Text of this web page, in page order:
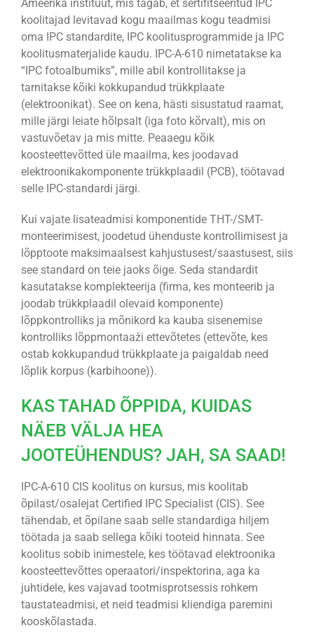
Ameerika instituut, mis tagab, et sertifitseeritud IPC
koolitajad levitavad kogu maailmas kogu teadmisi
oma IPC standardite, IPC koolitusprogrammide ja IPC
koolitusmaterjalide kaudu. IPC-A-610 nimetatakse ka
“IPC fotoalbumiks”, mille abil kontrollitakse ja
tarnitakse kõiki kokkupandud trükkplaate
(elektroonikat). See on kena, hästi sisustatud raamat,
mille järgi leiate hõlpsalt (iga foto kõrvalt), mis on
vastuvõetav ja mis mitte. Peaaegu kõik
koosteettevõtted üle maailma, kes joodavad
elektroonikakomponente trükkplaadil (PCB), töötavad
selle IPC-standardi järgi.
Kui vajate lisateadmisi komponentide THT-/SMT-
monteerimisest, joodetud ühenduste kontrollimisest ja
lõpptoote maksimaalsest kahjustusest/saastusest, siis
see standard on teie jaoks õige. Seda standardit
kasutatakse komplekteerija (firma, kes monteerib ja
joodab trükkplaadil olevaid komponente)
lõppkontrolliks ja mõnikord ka kauba sisenemise
kontrolliks lõppmontaaži ettevõtetes (ettevõte, kes
ostab kokkupandud trükkplaate ja paigaldab need
lõplik korpus (karbihoone)).
KAS TAHAD ÕPPIDA, KUIDAS
NÄEB VÄLJA HEA
JOOTEÜHENDUS? JAH, SA SAAD!
IPC-A-610 CIS koolitus on kursus, mis koolitab
õpilast/osalejat Certified IPC Specialist (CIS). See
tähendab, et õpilane saab selle standardiga hiljem
töötada ja saab sellega kõiki tooteid hinnata. See
koolitus sobib inimestele, kes töötavad elektroonika
koosteettevõttes operaatori/inspektorina, aga ka
juhtidele, kes vajavad tootmisprotsessis rohkem
taustateadmisi, et neid teadmisi kliendiga paremini
kooskõlastada.